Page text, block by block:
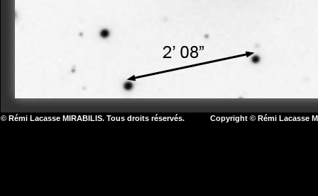
© Rémi Lacasse MIRABILIS. Tous droits réservés. Copyright © Rémi Lacasse